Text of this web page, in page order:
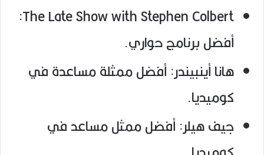
The Late Show with Stephen Colbert:
أفضل برنامج حواري.
هانا أينبيندر: أفضل ممثلة مساعدة في
كوميديا.
جيف هيلر: أفضل ممثل مساعد في